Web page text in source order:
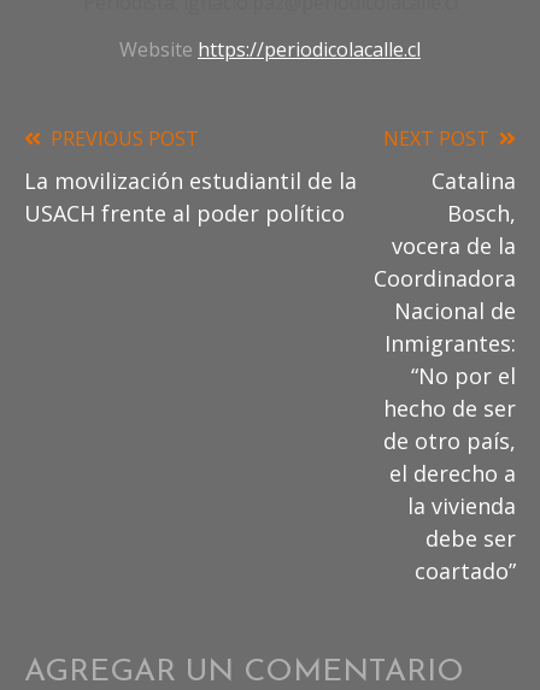
Website https://periodicolacalle.cl
Read
more
PREVIOUS POST
La movilización estudiantil de la
USACH frente al poder político
NEXT POST
Catalina
Bosch,
vocera de la
Coordinadora
Nacional de
Inmigrantes:
“No por el
hecho de ser
de otro país,
el derecho a
la vivienda
debe ser
coartado”
AGREGAR UN COMENTARIO